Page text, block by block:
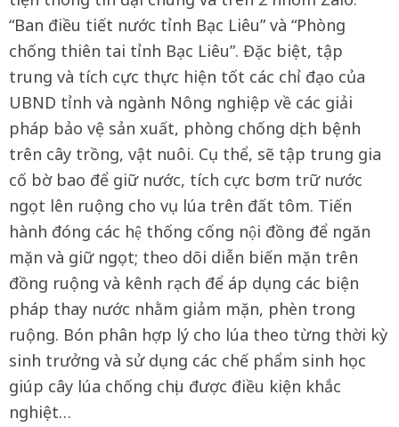
“Ban điều tiết nước tỉnh Bạc Liêu” và “Phòng
chống thiên tai tỉnh Bạc Liêu”. Đặc biệt, tập
trung và tích cực thực hiện tốt các chỉ đạo của
UBND tỉnh và ngành Nông nghiệp về các giải
pháp bảo vệ sản xuất, phòng chống dịch bệnh
trên cây trồng, vật nuôi. Cụ thể, sẽ tập trung gia
cố bờ bao để giữ nước, tích cực bơm trữ nước
ngọt lên ruộng cho vụ lúa trên đất tôm. Tiến
hành đóng các hệ thống cống nội đồng để ngăn
mặn và giữ ngọt; theo dõi diễn biến mặn trên
đồng ruộng và kênh rạch để áp dụng các biện
pháp thay nước nhằm giảm mặn, phèn trong
ruộng. Bón phân hợp lý cho lúa theo từng thời kỳ
sinh trưởng và sử dụng các chế phẩm sinh học
giúp cây lúa chống chịu được điều kiện khắc
nghiệt…